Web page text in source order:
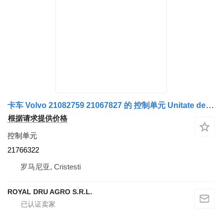
卡车 Volvo 21082759 21067827 的 控制单元 Unitate de Control 21766322
根据请求提供价格
控制单元
21766322
罗马尼亚, Cristesti
ROYAL DRU AGRO S.R.L.